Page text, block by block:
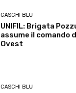
CASCHI BLU
UNIFIL: Brigata
assume il comando
Ovest
CASCHI BLU